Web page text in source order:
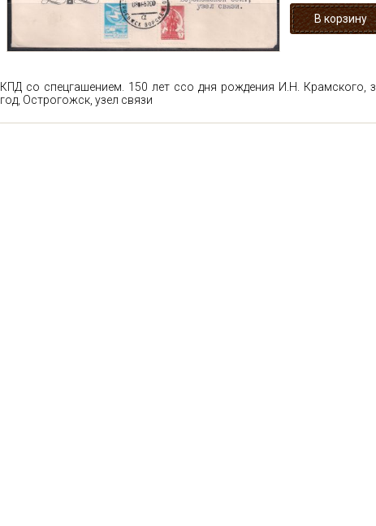
КПД со спецгашением. 150 лет ссо дня рождения И.Н. Крамского,
год, Острогожск, узел связи